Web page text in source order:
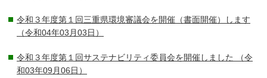
令和３年度第１回三重県環境審議会を開催（書面開催）します
（令和04年03月03日）
令和３年度第１回サステナビリティ委員会を開催しました
（令
和03年09月06日）